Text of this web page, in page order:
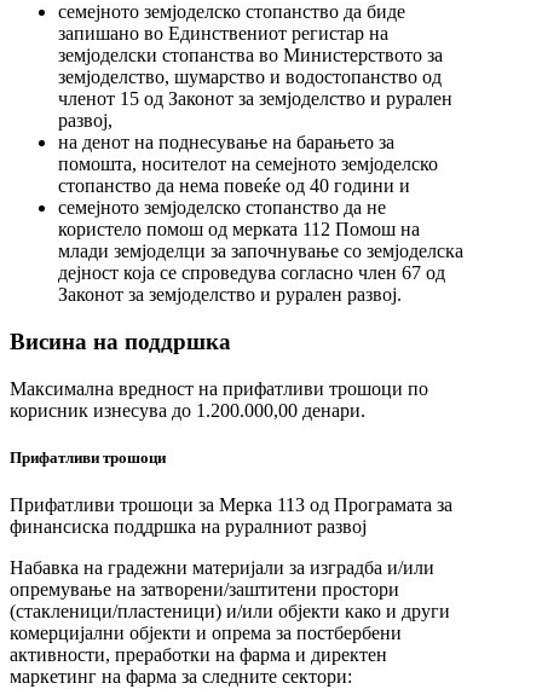
семејното земјоделско стопанство да биде
запишано во Единствениот регистар на
земјоделски стопанства во Министерството за
земјоделство, шумарство и водостопанство од
членот 15 од Законот за земјоделство и рурален
развој,
на денот на поднесување на барањето за
помошта, носителот на семејното земјоделско
стопанство да нема повеќе од 40 години и
семејното земјоделско стопанство да не
користело помош од мерката 112 Помош на
млади земјоделци за започнување со земјоделска
дејност која се спроведува согласно член 67 од
Законот за земјоделство и рурален развој.
Висина на поддршка
Максимална вредност на прифатливи трошоци по
корисник изнесува до 1.200.000,00 денари.
Прифатливи трошоци
Прифатливи трошоци за Мерка 113 од Програмата за
финансиска поддршка на руралниот развој
Набавка на градежни материјали за изградба и/или
опремување на затворени/заштитени простори
(стакленици/пластеници) и/или објекти како и други
комерцијални објекти и опрема за постбербени
активности, преработки на фарма и директен
маркетинг на фарма за следните сектори: